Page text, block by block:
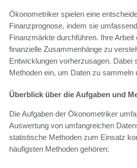
Ökonometriker spielen eine
Finanzprognose, indem sie
Finanzmärkte durchführen. Ihre
finanzielle Zusammenhänge zu
Entwicklungen vorherzusagen. Dabei
Methoden ein, um Daten zu sammeln
Überblick über die Aufgaben und
Die Aufgaben der Ökonometriker
Auswertung von umfangreichen
statistische Methoden zum Einsatz
häufigsten Methoden gehören: